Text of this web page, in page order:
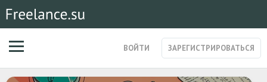
ВОЙТИ ЗАРЕГИСТРИРОВАТЬСЯ